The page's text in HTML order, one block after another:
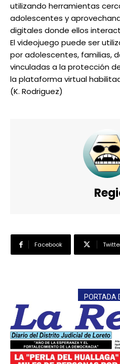
utilizando herramientas
adolescentes y
digitales donde ellos
El videojuego puede ser
por adolescentes, familias,
vinculadas a la protección
la plataforma virtual
(K. Rodriguez)
Facebook
PORTADA